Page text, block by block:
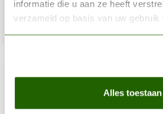
informatie die u aan ze heeft
verzameld op basis van uw gebruik
Alles toestaan